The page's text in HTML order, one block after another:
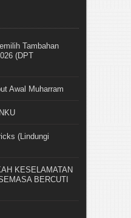
Tambahan
(DPT
Awal Muharram
(Lindungi
KESELAMATAN
BERCUTI